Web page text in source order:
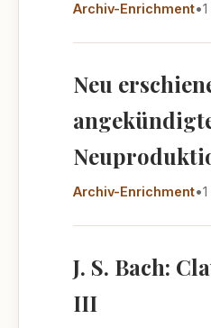
Archiv-Enrichment•
Neu
Archiv-Enrichment•
J. S. Bach:
III